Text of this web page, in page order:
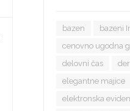
bazen
bazeni
cenovno ugodna
delovni čas
elegantne majice
elektronska